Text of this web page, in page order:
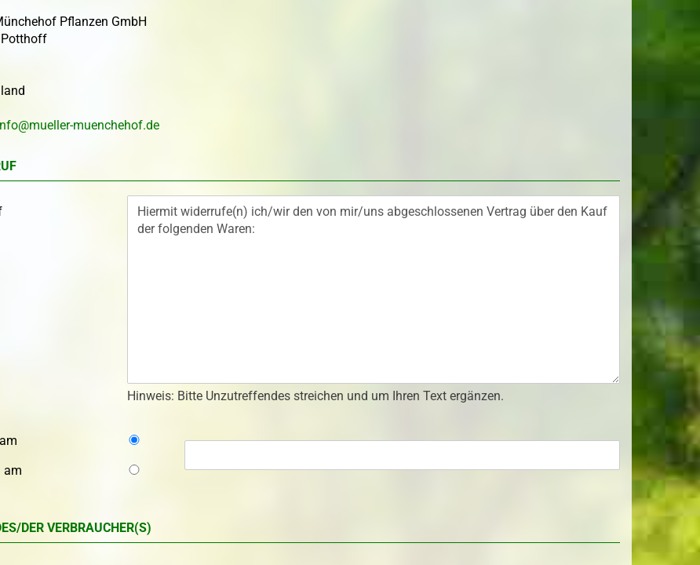
Pflanzen GmbH
muenchehof.de
Hinweis: Bitte Unzutreffendes streichen und um Ihren Text ergänzen.
am
DER VERBRAUCHER(S)